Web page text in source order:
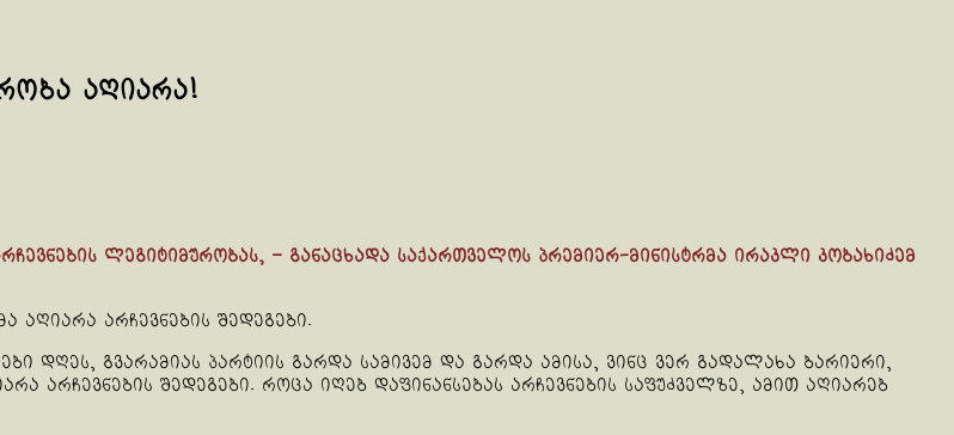
აღიარა!
ლეგიტიმურობას, – განაცხადა საქართველოს პრემიერ-მინისტრმა ირაკლი კობახიძემ
აღიარა არჩევნების შედეგები.
დღეს, გვარამიას პარტიის გარდა სამივემ და გარდა ამისა, ვინც ვერ გადალახა ბარიერი,
არჩევნების შედეგები. როცა იღებ დაფინანსებას არჩევნების საფუძველზე, ამით აღიარებ